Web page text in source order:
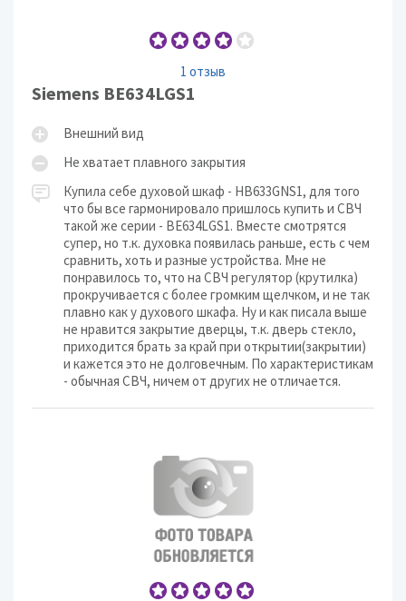
1 отзыв
Siemens BE634LGS1
Внешний вид
Не хватает плавного закрытия
Купила себе духовой шкаф - HB633GNS1, для того
что бы все гармонировало пришлось купить и СВЧ
такой же серии - BE634LGS1. Вместе смотрятся
супер, но т.к. духовка появилась раньше, есть с чем
сравнить, хоть и разные устройства. Мне не
понравилось то, что на СВЧ регулятор (крутилка)
прокручивается с более громким щелчком, и не так
плавно как у духового шкафа. Ну и как писала выше
не нравится закрытие дверцы, т.к. дверь стекло,
приходится брать за край при открытии(закрытии)
и кажется это не долговечным. По характеристикам
- обычная СВЧ, ничем от других не отличается.